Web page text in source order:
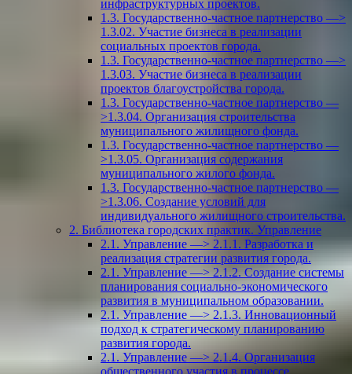
инфраструктурных проектов.
1.3. Государственно-частное партнерство —>
1.3.02. Участие бизнеса в реализации
социальных проектов города.
1.3. Государственно-частное партнерство —>
1.3.03. Участие бизнеса в реализации
проектов благоустройства города.
1.3. Государственно-частное партнерство —
>1.3.04. Организация строительства
муниципального жилищного фонда.
1.3. Государственно-частное партнерство —
>1.3.05. Организация содержания
муниципального жилого фонда.
1.3. Государственно-частное партнерство —
>1.3.06. Создание условий для
индивидуального жилищного строительства.
2. Библиотека городских практик. Управление
2.1. Управление —> 2.1.1. Разработка и
реализация стратегии развития города.
2.1. Управление —> 2.1.2. Создание системы
планирования социально-экономического
развития в муниципальном образовании.
2.1. Управление —> 2.1.3. Инновационный
подход к стратегическому планированию
развития города.
2.1. Управление —> 2.1.4. Организация